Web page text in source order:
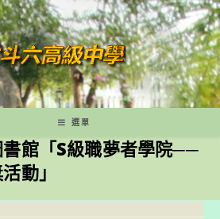
選單
館「S級職夢者學院──
動」